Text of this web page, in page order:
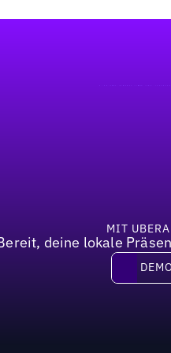
MIT
deine lokale
DEMO